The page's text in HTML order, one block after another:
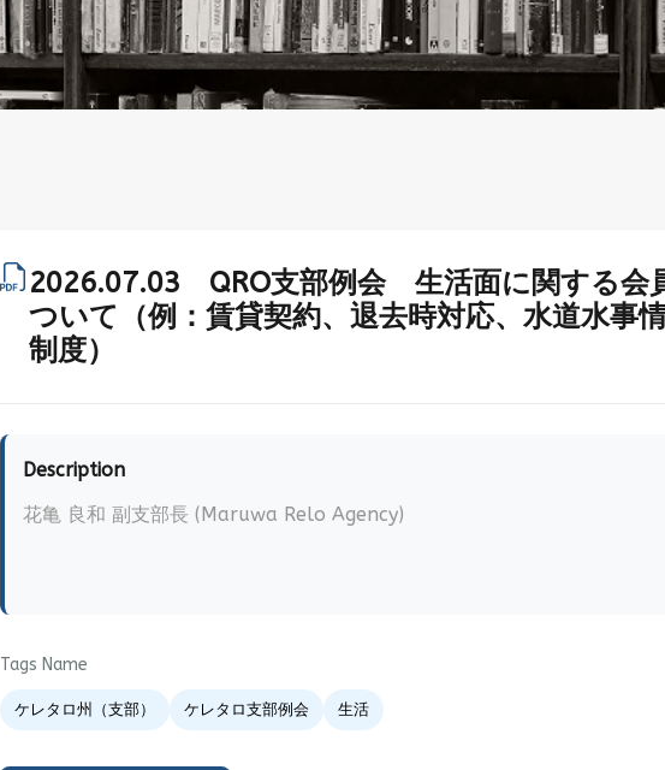
2026.07.03 QRO支部例会 生活面に関する会
ついて（例：賃貸契約、退去時対応、水道水事
制度）
Description
花亀 良和 副支部長 (Maruwa Relo Agency)
Tags Name
ケレタロ州（支部） ケレタロ支部例会 生活